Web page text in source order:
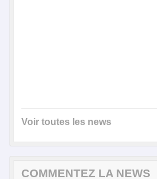
Voir toutes les news
COMMENTEZ LA NEWS